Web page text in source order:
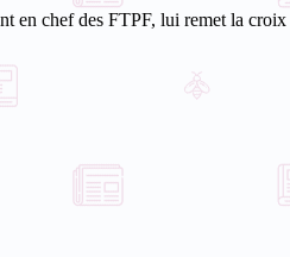
en chef des FTPF, lui remet la